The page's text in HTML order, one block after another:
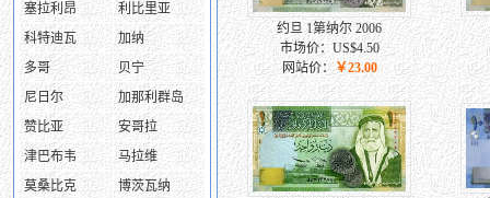
塞拉利昂
利比里亚
科特迪瓦
加纳
多哥
贝宁
尼日尔
加那利群岛
赞比亚
安哥拉
津巴布韦
马拉维
莫桑比克
博茨瓦纳
约旦 1第纳尔 2006
市场价：US$4.50
网站价：￥23.00